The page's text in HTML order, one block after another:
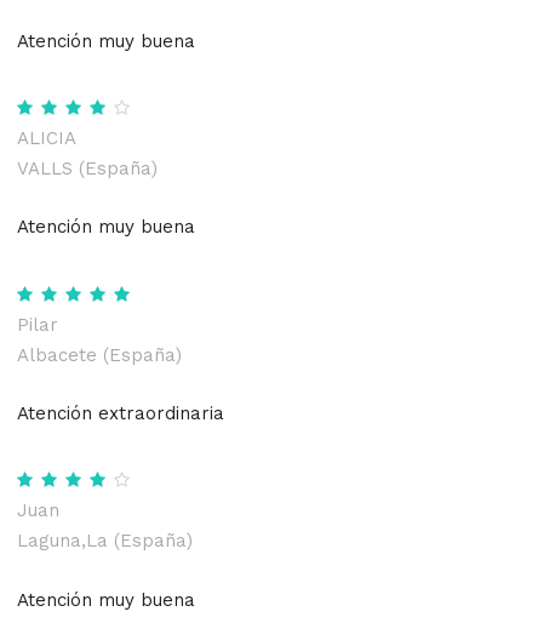
Atención muy buena
ALICIA
VALLS (España)
Atención muy buena
Pilar
Albacete (España)
Atención extraordinaria
Juan
Laguna,La (España)
Atención muy buena